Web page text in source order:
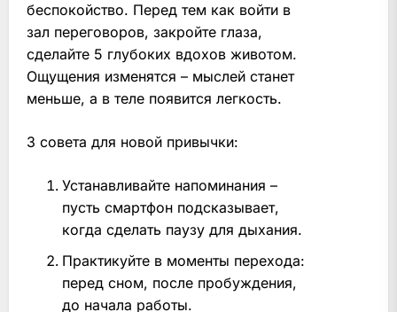
беспокойство. Перед тем как войти в
зал переговоров, закройте глаза,
сделайте 5 глубоких вдохов животом.
Ощущения изменятся – мыслей станет
меньше, а в теле появится легкость.
3 совета для новой привычки:
Устанавливайте напоминания –
пусть смартфон подсказывает,
когда сделать паузу для дыхания.
Практикуйте в моменты перехода:
перед сном, после пробуждения,
до начала работы.